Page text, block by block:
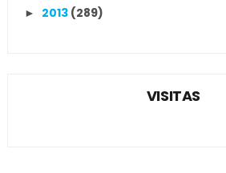
► 2013 (289)
VISITAS